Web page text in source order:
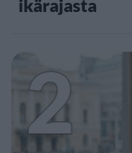
ikärajasta
2